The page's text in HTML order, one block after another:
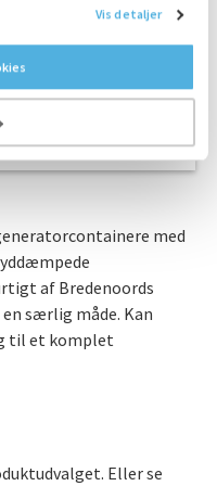
Vis detaljer
af vores
med
af Bredenoords
særlig måde. Kan
til et komplet
Eller se